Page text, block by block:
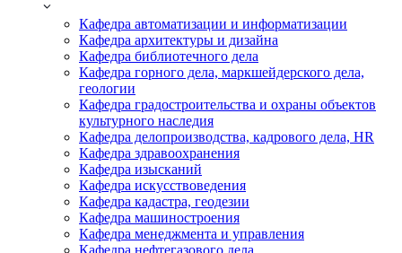
Кафедра автоматизации и информатизации
Кафедра архитектуры и дизайна
Кафедра библиотечного дела
Кафедра горного дела, маркшейдерского дела,
геологии
Кафедра градостроительства и охраны объектов
культурного наследия
Кафедра делопроизводства, кадрового дела, HR
Кафедра здравоохранения
Кафедра изысканий
Кафедра искусствоведения
Кафедра кадастра, геодезии
Кафедра машиностроения
Кафедра менеджмента и управления
Кафедра нефтегазового дела